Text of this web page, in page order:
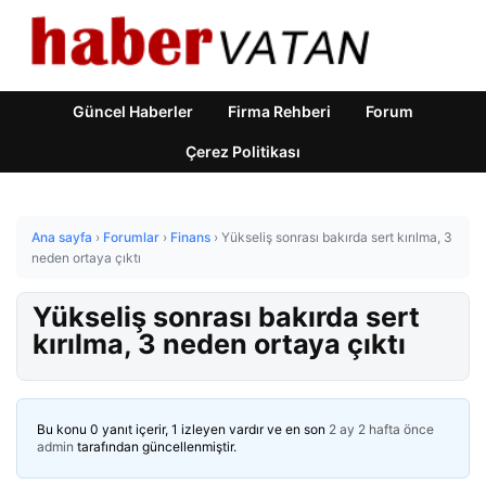
Güncel Haberler Firma Rehberi Forum
Çerez Politikası
Ana sayfa › Forumlar › Finans › Yükseliş sonrası bakırda sert kırılma, 3
neden ortaya çıktı
Yükseliş sonrası bakırda sert
kırılma, 3 neden ortaya çıktı
Bu konu 0 yanıt içerir, 1 izleyen vardır ve en son 2 ay 2 hafta önce
admin tarafından güncellenmiştir.